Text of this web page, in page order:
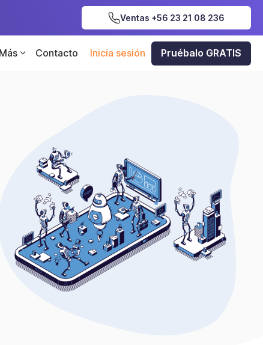
Ventas +56 23 21 08 236
Más Contacto Inicia sesión Pruébalo GRATIS